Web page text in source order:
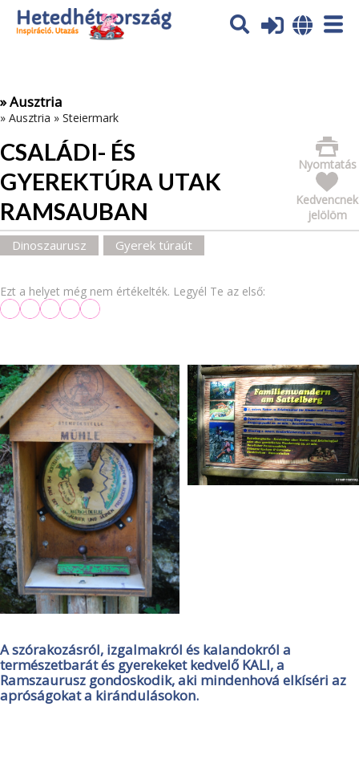
Az oldal sütiket (cookies) használ. További tájékoztatás itt:
Adatvédelmi tájékoztató
» Ausztria
» Ausztria » Steiermark
CSALÁDI- ÉS
GYEREKTÚRA UTAK
RAMSAUBAN
Nyomtatás
Kedvencnek
jelölöm
Dinoszaurusz Gyerek túraút
Ezt a helyet még nem értékelték. Legyél Te az első:
A szórakozásról, izgalmakról és kalandokról a
természetbarát és gyerekeket kedvelő KALI, a
Ramszaurusz gondoskodik, aki mindenhová elkíséri az
apróságokat a kirándulásokon.